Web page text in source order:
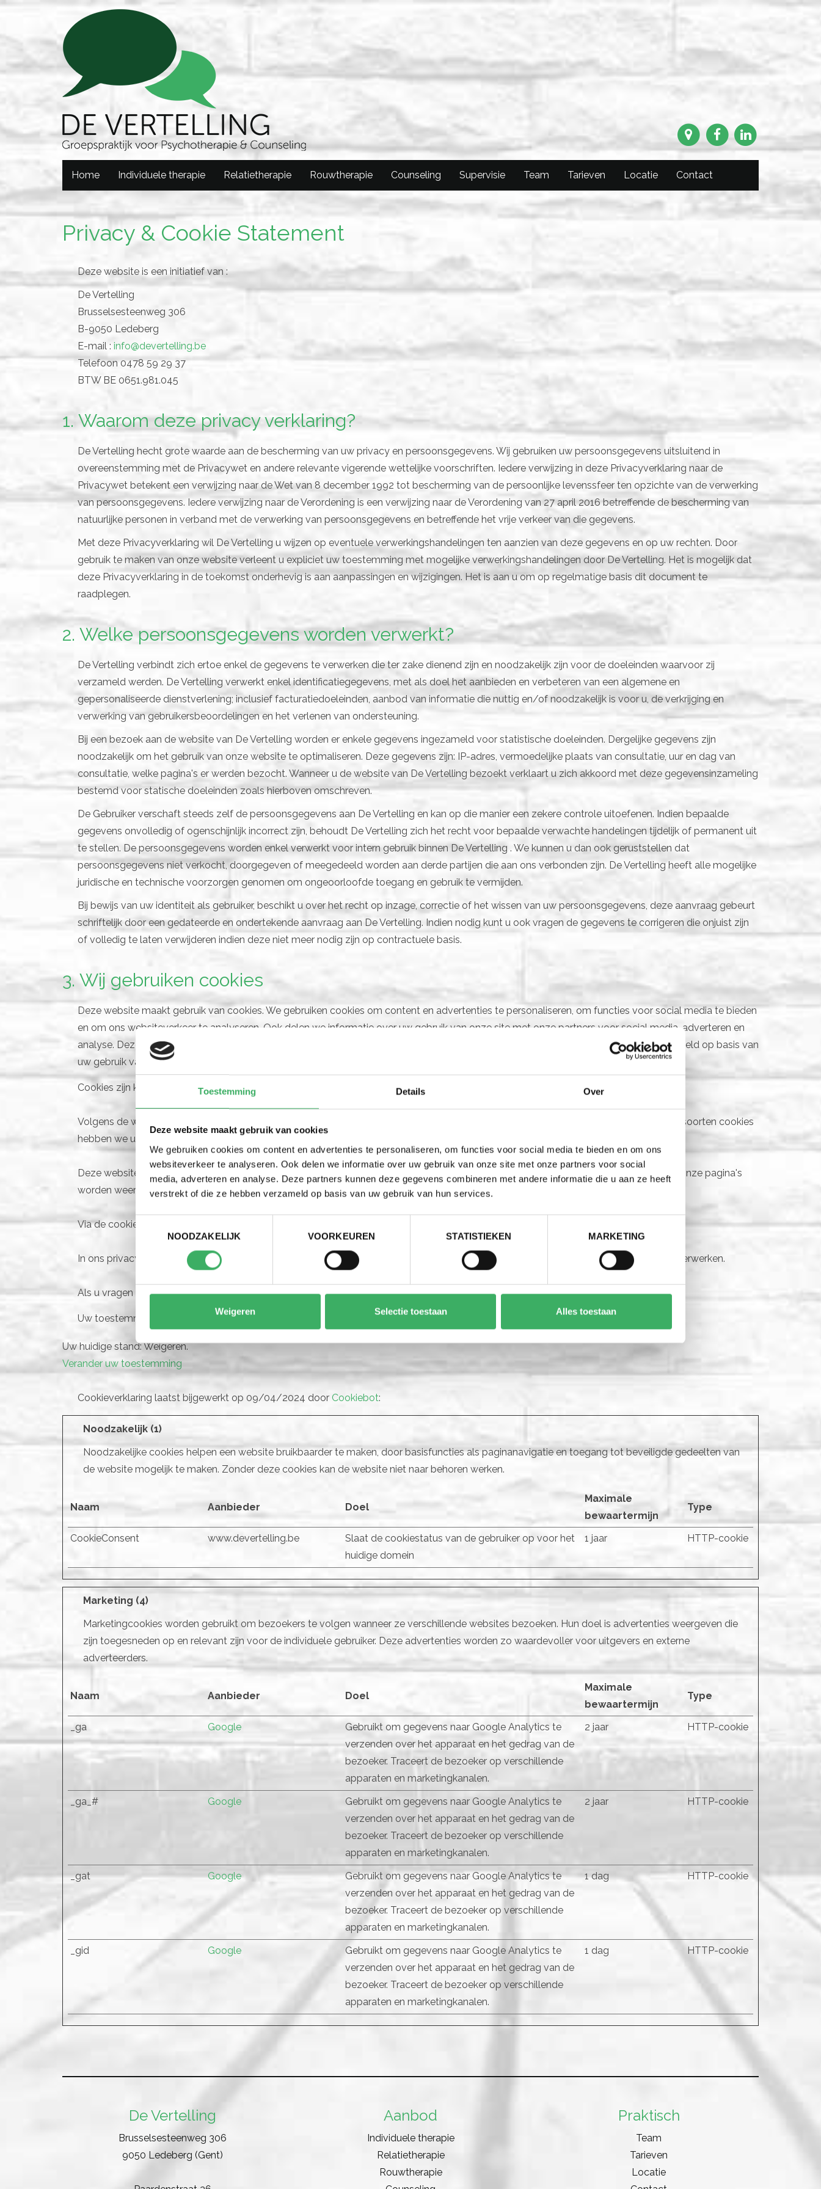
Toestemming Details Over
Deze website maakt gebruik van cookies
We gebruiken cookies om content en advertenties te personaliseren, om functies voor social media te bieden en om ons
websiteverkeer te analyseren. Ook delen we informatie over uw gebruik van onze site met onze partners voor social
media, adverteren en analyse. Deze partners kunnen deze gegevens combineren met andere informatie die u aan ze heeft
verstrekt of die ze hebben verzameld op basis van uw gebruik van hun services.
Toestemmingsselectie
NOODZAKELIJK
VOORKEUREN STATISTIEKEN MARKETING
Weigeren Selectie toestaan Alles toestaan
Home Individuele therapie Relatietherapie Rouwtherapie Counseling Supervisie Team Tarieven Locatie Contact
Privacy & Cookie Statement
Deze website is een initiatief van :
De Vertelling
Brusselsesteenweg 306
B-9050 Ledeberg
E-mail : info@devertelling.be
Telefoon 0478 59 29 37
BTW BE 0651.981.045
1. Waarom deze privacy verklaring?
De Vertelling hecht grote waarde aan de bescherming van uw privacy en persoonsgegevens. Wij gebruiken uw persoonsgegevens uitsluitend in
overeenstemming met de Privacywet en andere relevante vigerende wettelijke voorschriften. Iedere verwijzing in deze Privacyverklaring naar de
Privacywet betekent een verwijzing naar de Wet van 8 december 1992 tot bescherming van de persoonlijke levenssfeer ten opzichte van de verwerking
van persoonsgegevens. Iedere verwijzing naar de Verordening is een verwijzing naar de Verordening van 27 april 2016 betreffende de bescherming van
natuurlijke personen in verband met de verwerking van persoonsgegevens en betreffende het vrije verkeer van die gegevens.
Met deze Privacyverklaring wil De Vertelling u wijzen op eventuele verwerkingshandelingen ten aanzien van deze gegevens en op uw rechten. Door
gebruik te maken van onze website verleent u expliciet uw toestemming met mogelijke verwerkingshandelingen door De Vertelling. Het is mogelijk dat
deze Privacyverklaring in de toekomst onderhevig is aan aanpassingen en wijzigingen. Het is aan u om op regelmatige basis dit document te
raadplegen.
2. Welke persoonsgegevens worden verwerkt?
De Vertelling verbindt zich ertoe enkel de gegevens te verwerken die ter zake dienend zijn en noodzakelijk zijn voor de doeleinden waarvoor zij
verzameld werden. De Vertelling verwerkt enkel identificatiegegevens, met als doel het aanbieden en verbeteren van een algemene en
gepersonaliseerde dienstverlening; inclusief facturatiedoeleinden, aanbod van informatie die nuttig en/of noodzakelijk is voor u, de verkrijging en
verwerking van gebruikersbeoordelingen en het verlenen van ondersteuning.
Bij een bezoek aan de website van De Vertelling worden er enkele gegevens ingezameld voor statistische doeleinden. Dergelijke gegevens zijn
noodzakelijk om het gebruik van onze website te optimaliseren. Deze gegevens zijn: IP-adres, vermoedelijke plaats van consultatie, uur en dag van
consultatie, welke pagina's er werden bezocht. Wanneer u de website van De Vertelling bezoekt verklaart u zich akkoord met deze gegevensinzameling
bestemd voor statische doeleinden zoals hierboven omschreven.
De Gebruiker verschaft steeds zelf de persoonsgegevens aan De Vertelling en kan op die manier een zekere controle uitoefenen. Indien bepaalde
gegevens onvolledig of ogenschijnlijk incorrect zijn, behoudt De Vertelling zich het recht voor bepaalde verwachte handelingen tijdelijk of permanent uit
te stellen. De persoonsgegevens worden enkel verwerkt voor intern gebruik binnen De Vertelling . We kunnen u dan ook geruststellen dat
persoonsgegevens niet verkocht, doorgegeven of meegedeeld worden aan derde partijen die aan ons verbonden zijn. De Vertelling heeft alle mogelijke
juridische en technische voorzorgen genomen om ongeoorloofde toegang en gebruik te vermijden.
Bij bewijs van uw identiteit als gebruiker, beschikt u over het recht op inzage, correctie of het wissen van uw persoonsgegevens, deze aanvraag gebeurt
schriftelijk door een gedateerde en ondertekende aanvraag aan De Vertelling. Indien nodig kunt u ook vragen de gegevens te corrigeren die onjuist zijn
of volledig te laten verwijderen indien deze niet meer nodig zijn op contractuele basis.
3. Wij gebruiken cookies
Deze website maakt gebruik van cookies. We gebruiken cookies om content en advertenties te personaliseren, om functies voor social media te bieden
en om ons websiteverkeer te analyseren. Ook delen we informatie over uw gebruik van onze site met onze partners voor social media, adverteren en
analyse. Deze partners kunnen deze gegevens combineren met andere informatie die u aan ze heeft verstrekt of die ze hebben verzameld op basis van
uw gebruik van hun services.
Cookies zijn kleine tekstbestanden die door websites kunnen worden gebruikt om gebruikerservaringen efficiënter te maken.
Volgens de wet mogen wij cookies op uw apparaat opslaan als ze strikt noodzakelijk zijn voor het gebruik van de site. Voor alle andere soorten cookies
hebben we uw toestemming nodig.
Deze website maakt gebruik van verschillende soorten cookies. Sommige cookies worden geplaatst door diensten van derden die op onze pagina's
worden weergegeven.
Via de cookieverklaring op onze website kunt u uw toestemming op elk moment wijzigen of intrekken.
In ons privacybeleid vindt u meer informatie over wie we zijn, hoe u contact met ons kunt opnemen en hoe we persoonlijke gegevens verwerken.
Als u vragen heeft over uw toestemming, vermeld dan het ID en de datum van de toestemming alstublieft.
Uw toestemming geldt voor de volgende domeinen: www.devertelling.be
Uw huidige stand: Weigeren.
Verander uw toestemming
Cookieverklaring laatst bijgewerkt op 09/04/2024 door Cookiebot:
Noodzakelijk (1)
Noodzakelijke cookies helpen een website bruikbaarder te maken, door basisfuncties als paginanavigatie en toegang tot beveiligde gedeelten van
de website mogelijk te maken. Zonder deze cookies kan de website niet naar behoren werken.
Naam Aanbieder Doel
Maximale
bewaartermijn
Type
CookieConsent www.devertelling.be
Slaat de cookiestatus van de gebruiker op voor het
huidige domein
1 jaar HTTP-cookie
Marketing (4)
Marketingcookies worden gebruikt om bezoekers te volgen wanneer ze verschillende websites bezoeken. Hun doel is advertenties weergeven die
zijn toegesneden op en relevant zijn voor de individuele gebruiker. Deze advertenties worden zo waardevoller voor uitgevers en externe
adverteerders.
Naam Aanbieder Doel
Maximale
bewaartermijn
Type
_ga Google
Gebruikt om gegevens naar Google Analytics te
verzenden over het apparaat en het gedrag van de
bezoeker. Traceert de bezoeker op verschillende
apparaten en marketingkanalen.
2 jaar HTTP-cookie
_ga_# Google
Gebruikt om gegevens naar Google Analytics te
verzenden over het apparaat en het gedrag van de
bezoeker. Traceert de bezoeker op verschillende
apparaten en marketingkanalen.
2 jaar HTTP-cookie
_gat Google
Gebruikt om gegevens naar Google Analytics te
verzenden over het apparaat en het gedrag van de
bezoeker. Traceert de bezoeker op verschillende
apparaten en marketingkanalen.
1 dag HTTP-cookie
_gid Google
Gebruikt om gegevens naar Google Analytics te
verzenden over het apparaat en het gedrag van de
bezoeker. Traceert de bezoeker op verschillende
apparaten en marketingkanalen.
1 dag HTTP-cookie
De Vertelling
Brusselsesteenweg 306
9050 Ledeberg (Gent)
Aanbod
Individuele therapie
Relatietherapie
Rouwtherapie
Praktisch
Team
Tarieven
Locatie